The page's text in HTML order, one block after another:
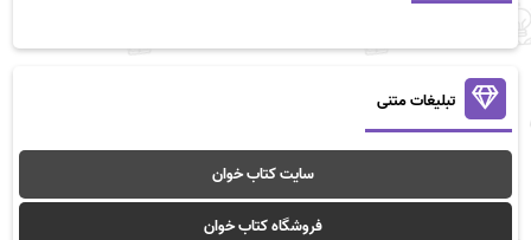
تبلیغات متنی
سایت کتاب خوان
فروشگاه کتاب خوان